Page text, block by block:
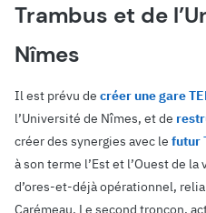
Trambus et de
Nîmes
Il est prévu de créer une gare
l’Université de Nîmes, et de
créer des synergies avec le futur
à son terme l’Est et l’Ouest de
d’ores-et-déjà opérationnel,
Carémeau. Le second tronçon,